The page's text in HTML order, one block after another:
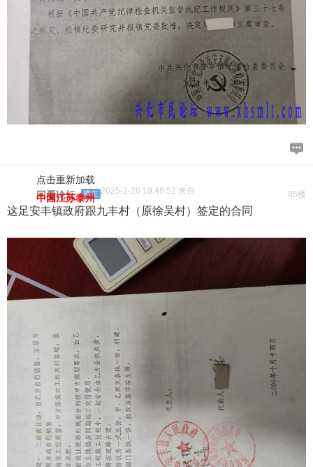
点击重新加载
85楼
回看论坛 楼主 2025-2-26 19:46:52 来自
中国江苏泰州
这足安丰镇政府跟九丰村（原徐吴村）签定的合同